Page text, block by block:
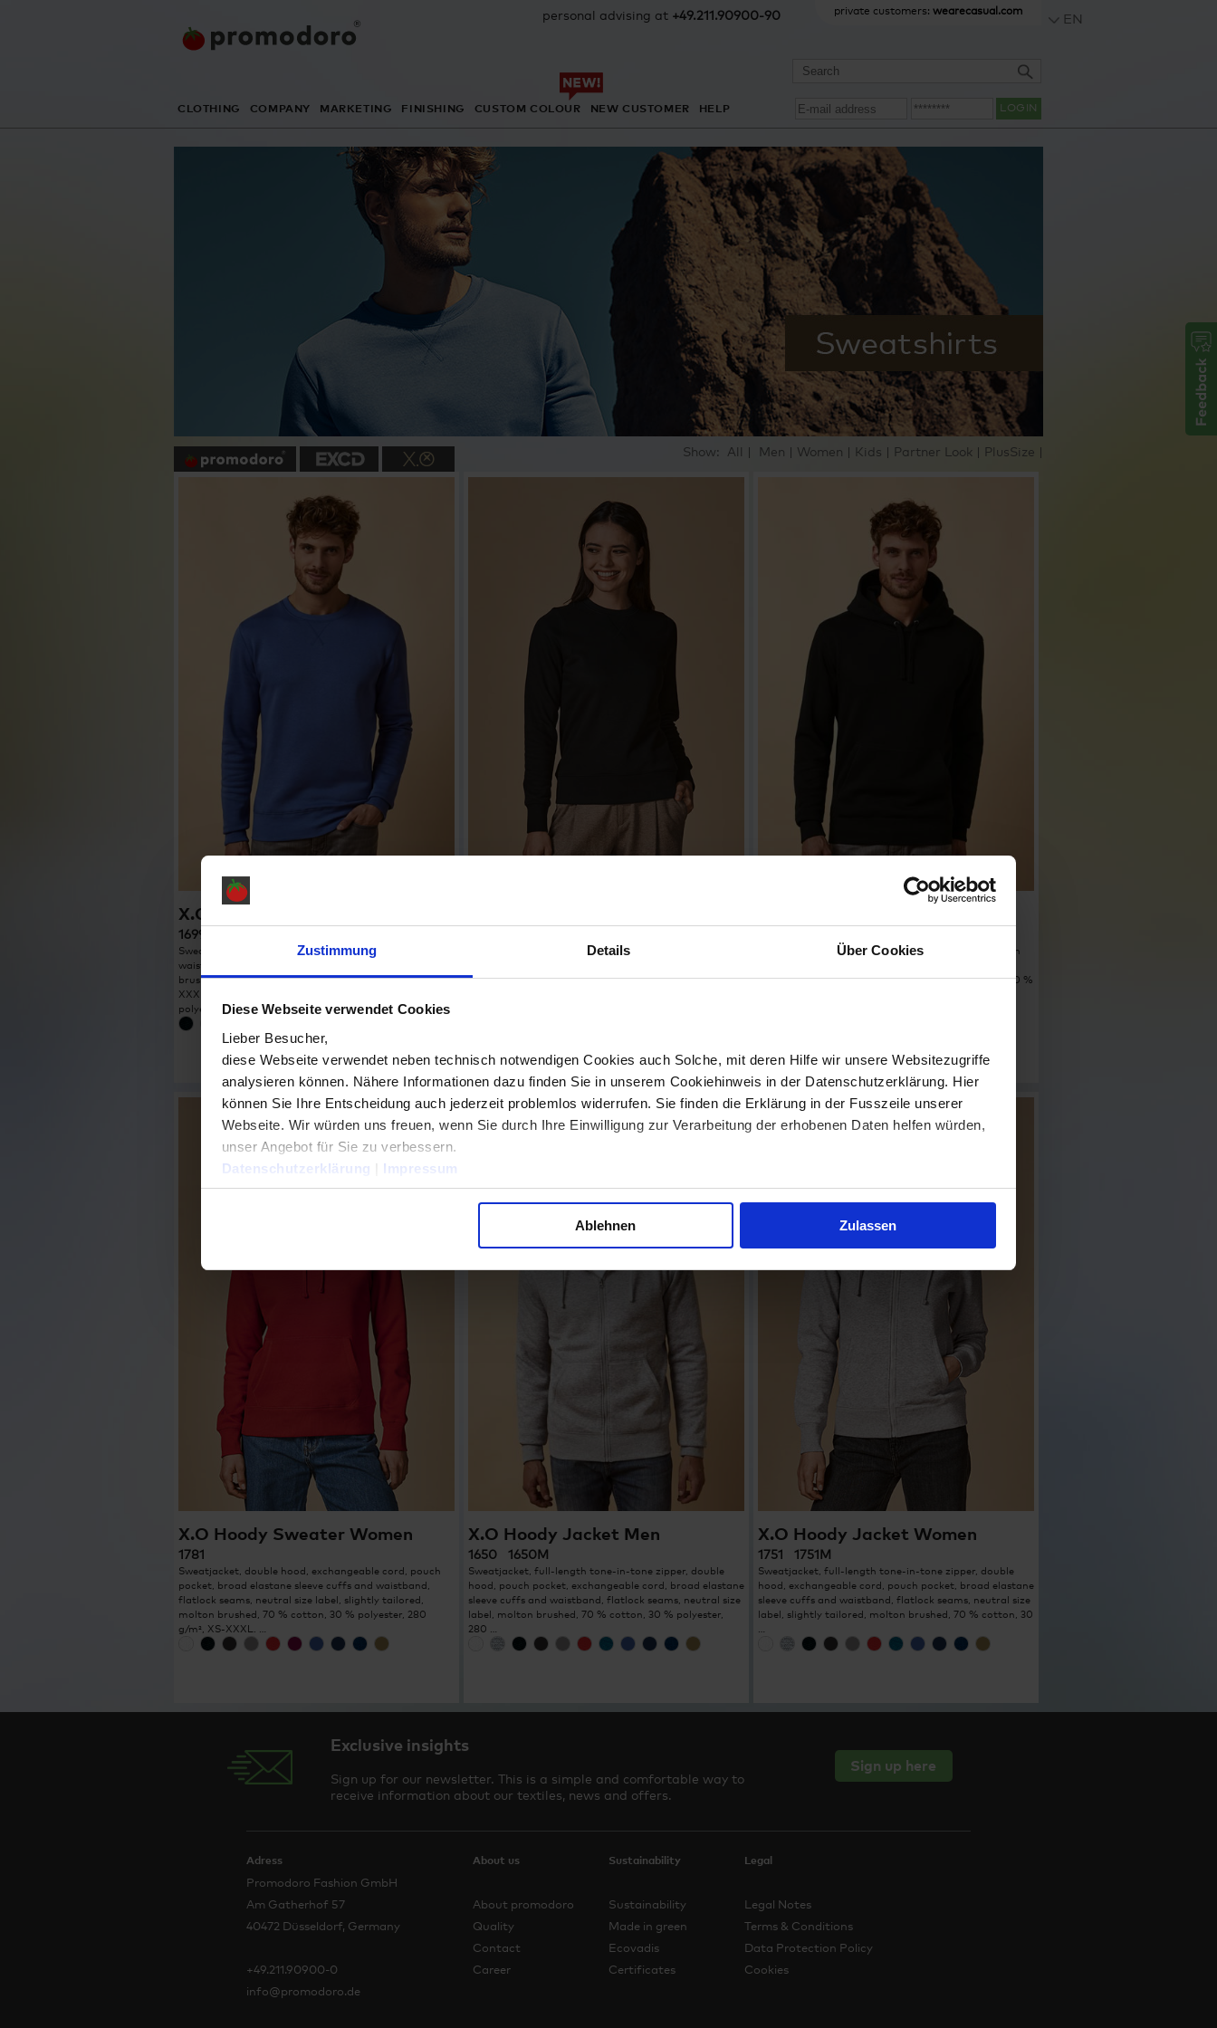
Zustimmung Details Über Cookies
Diese Webseite verwendet Cookies
Lieber Besucher,
diese Webseite verwendet neben technisch notwendigen Cookies auch Solche, mit deren Hilfe wir unsere Websitezugriffe
analysieren können. Nähere Informationen dazu finden Sie in unserem Cookiehinweis in der Datenschutzerklärung. Hier
können Sie Ihre Entscheidung auch jederzeit problemlos widerrufen. Sie finden die Erklärung in der Fusszeile unserer
Webseite. Wir würden uns freuen, wenn Sie durch Ihre Einwilligung zur Verarbeitung der erhobenen Daten helfen würden,
unser Angebot für Sie zu verbessern.
Datenschutzerklärung
Impressum
Ablehnen Zulassen
EN
private customers: wearecasual.com
personal advising at +49.211.90900-90
CLOTHING COMPANY MARKETING FINISHING CUSTOM COLOUR NEW CUSTOMER HELP LOGIN
Show: All | Men | Women | Kids | Partner Look | PlusSize |
X.O Sweater Men
1699 1699M
Sweatjacket, broad elastane sleeve cuffs and
waistband, flatlock seams, neutral size label, molton
brushed, 70 % cotton, 30 % polyester, 280 g/m², XS-
XXXL. Colour heather grey: 62 % cotton, 33 %
polyester, 5 % viscose …
Sweatshirt, broad elastane sleeve cuffs and waistband,
cotton, 30 % polyester, 280 g/m², XS-XXXL. Colour
Sweatjacket, double hood, exchangeable cord, pouch
flatlock seams, neutral size label, molton brushed, 70 %
X.O Hoody Sweater Women
1781
Sweatjacket, double hood, exchangeable cord, pouch
pocket, broad elastane sleeve cuffs and waistband,
flatlock seams, neutral size label, slightly tailored,
molton brushed, 70 % cotton, 30 % polyester, 280
g/m², XS-XXXL. …
X.O Hoody Jacket Men
1650 1650M
Sweatjacket, full-length tone-in-tone zipper, double
hood, pouch pocket, exchangeable cord, broad elastane
sleeve cuffs and waistband, flatlock seams, neutral size
label, molton brushed, 70 % cotton, 30 % polyester,
280 …
X.O Hoody Jacket Women
1751 1751M
Sweatjacket, full-length tone-in-tone zipper, double
hood, exchangeable cord, pouch pocket, broad elastane
sleeve cuffs and waistband, flatlock seams, neutral size
label, slightly tailored, molton brushed, 70 % cotton, 30
…
Sign up here
Exclusive insights
Sign up for our newsletter. This is a simple and comfortable way to
receive information about our textiles, news and offers.
Adress
Promodoro Fashion GmbH
Am Gatherhof 57
40472 Düsseldorf, Germany
+49.211.90900-0
info@promodoro.de
About us
About promodoro
Quality
Contact
Career
Sustainability
Sustainability
Made in green
Ecovadis
Certificates
Legal
Legal Notes
Terms & Conditions
Data Protection Policy
Cookies